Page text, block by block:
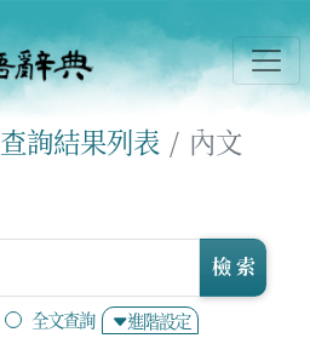
查詢結果列表 內文
全文查詢 進階設定
檢 索